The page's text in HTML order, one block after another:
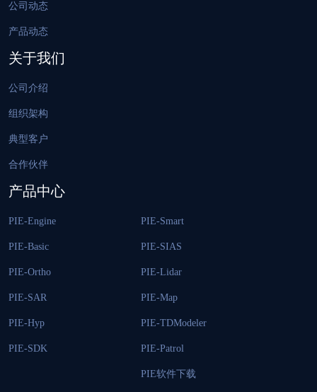
公司动态
产品动态
关于我们
公司介绍
组织架构
典型客户
合作伙伴
产品中心
PIE-Engine
PIE-Basic
PIE-Ortho
PIE-SAR
PIE-Hyp
PIE-SDK
PIE-Smart
PIE-SIAS
PIE-Lidar
PIE-Map
PIE-TDModeler
PIE-Patrol
PIE软件下载